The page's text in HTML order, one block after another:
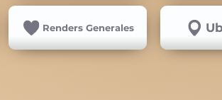
Renders Generales